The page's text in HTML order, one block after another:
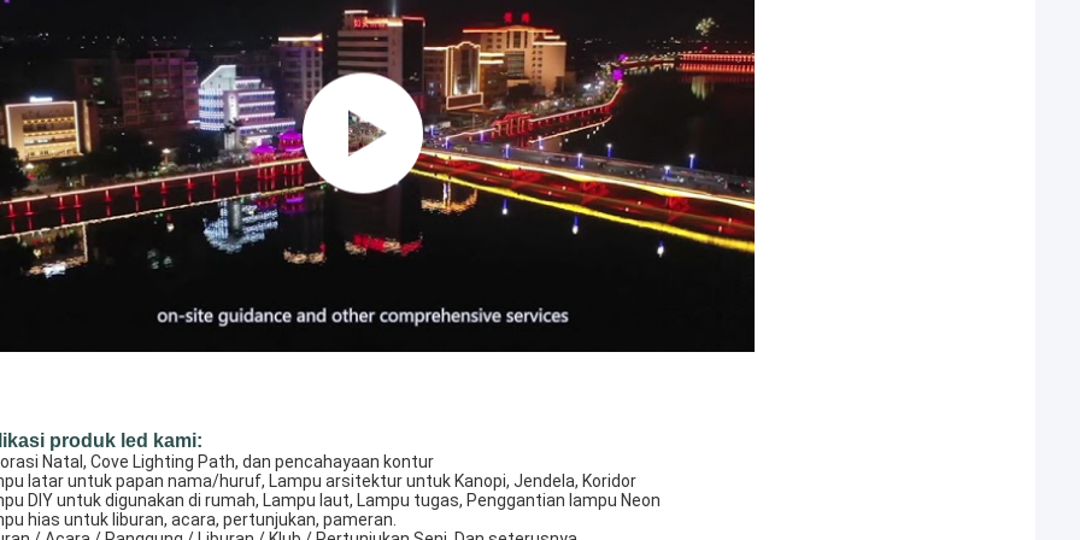
produk led kami:
Natal, Cove Lighting Path, dan pencahayaan kontur
latar untuk papan nama/huruf, Lampu arsitektur untuk Kanopi, Jendela, Koridor
DIY untuk digunakan di rumah, Lampu laut, Lampu tugas, Penggantian lampu Neon
hias untuk liburan, acara, pertunjukan, pameran.